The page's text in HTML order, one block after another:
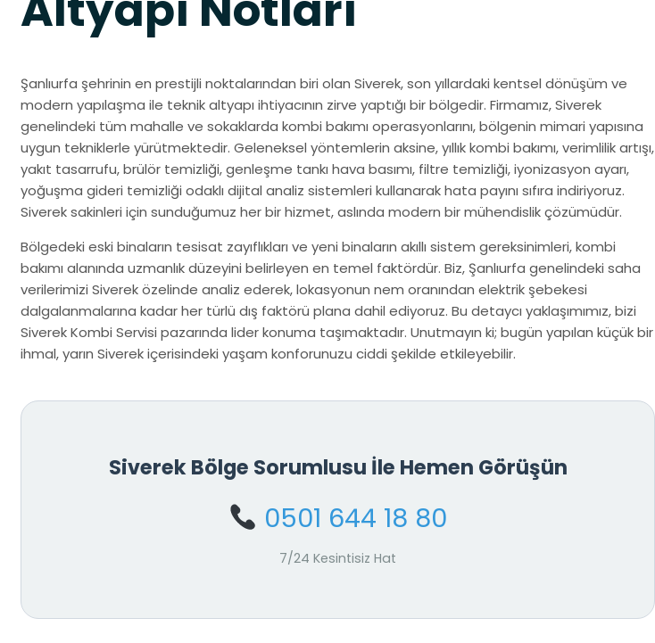
Şanlıurfa şehrinin en prestijli noktalarından biri olan Siverek, son yıllardaki kentsel dönüşüm ve
modern yapılaşma ile teknik altyapı ihtiyacının zirve yaptığı bir bölgedir. Firmamız, Siverek
genelindeki tüm mahalle ve sokaklarda kombi bakımı operasyonlarını, bölgenin mimari yapısına
uygun tekniklerle yürütmektedir. Geleneksel yöntemlerin aksine, yıllık kombi bakımı, verimlilik artışı,
yakıt tasarrufu, brülör temizliği, genleşme tankı hava basımı, filtre temizliği, iyonizasyon ayarı,
yoğuşma gideri temizliği odaklı dijital analiz sistemleri kullanarak hata payını sıfıra indiriyoruz.
Siverek sakinleri için sunduğumuz her bir hizmet, aslında modern bir mühendislik çözümüdür.
Bölgedeki eski binaların tesisat zayıflıkları ve yeni binaların akıllı sistem gereksinimleri, kombi
bakımı alanında uzmanlık düzeyini belirleyen en temel faktördür. Biz, Şanlıurfa genelindeki saha
verilerimizi Siverek özelinde analiz ederek, lokasyonun nem oranından elektrik şebekesi
dalgalanmalarına kadar her türlü dış faktörü plana dahil ediyoruz. Bu detaycı yaklaşımımız, bizi
Siverek Kombi Servisi pazarında lider konuma taşımaktadır. Unutmayın ki; bugün yapılan küçük bir
ihmal, yarın Siverek içerisindeki yaşam konforunuzu ciddi şekilde etkileyebilir.
Siverek Bölge Sorumlusu İle Hemen Görüşün
0501 644 18 80
7/24 Kesintisiz Hat